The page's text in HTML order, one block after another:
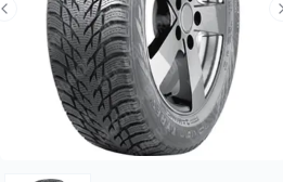
Previous Slide